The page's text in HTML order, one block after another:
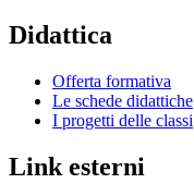
Didattica
Offerta formativa
Le schede didattiche
I progetti delle classi
Link esterni